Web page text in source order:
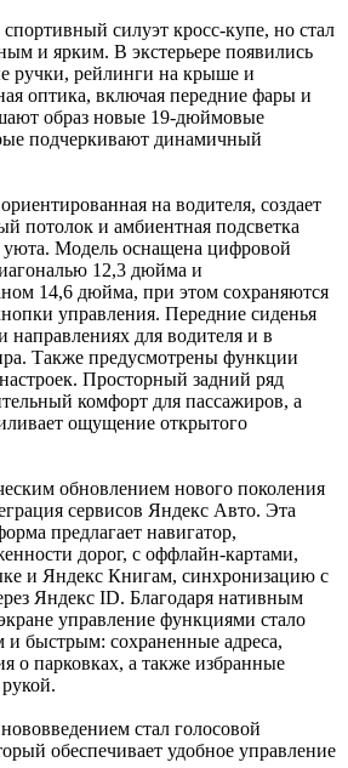
силуэт кросс-купе, но стал
и ярким. В экстерьере появились
ручки, рейлинги на крыше и
оптика, включая передние фары и
образ новые 19-дюймовые
подчеркивают динамичный
на водителя, создает
потолок и амбиентная подсветка
Модель оснащена цифровой
12,3 дюйма и
14,6 дюйма, при этом сохраняются
управления. Передние сиденья
направлениях для водителя и в
Также предусмотрены функции
Просторный задний ряд
комфорт для пассажиров, а
ощущение открытого
обновлением нового поколения
сервисов Яндекс Авто. Эта
предлагает навигатор,
дорог, с оффлайн-картами,
и Яндекс Книгам, синхронизацию с
Яндекс ID. Благодаря нативным
управление функциями стало
быстрым: сохраненные адреса,
о парковках, а также избранные
стал голосовой
обеспечивает удобное управление